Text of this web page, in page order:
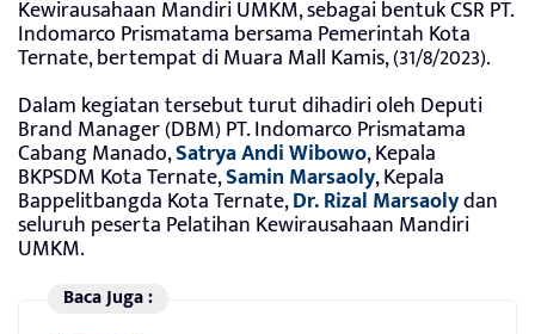
Kewirausahaan Mandiri UMKM, sebagai bentuk CSR PT.
Indomarco Prismatama bersama Pemerintah Kota
Ternate, bertempat di Muara Mall Kamis, (31/8/2023).
Dalam kegiatan tersebut turut dihadiri oleh Deputi
Brand Manager (DBM) PT. Indomarco Prismatama
Cabang Manado,Satrya Andi Wibowo, Kepala
BKPSDM Kota Ternate,Samin Marsaoly, Kepala
Bappelitbangda Kota Ternate,Dr. Rizal Marsaolydan
seluruh peserta Pelatihan Kewirausahaan Mandiri
UMKM.
Baca Juga :